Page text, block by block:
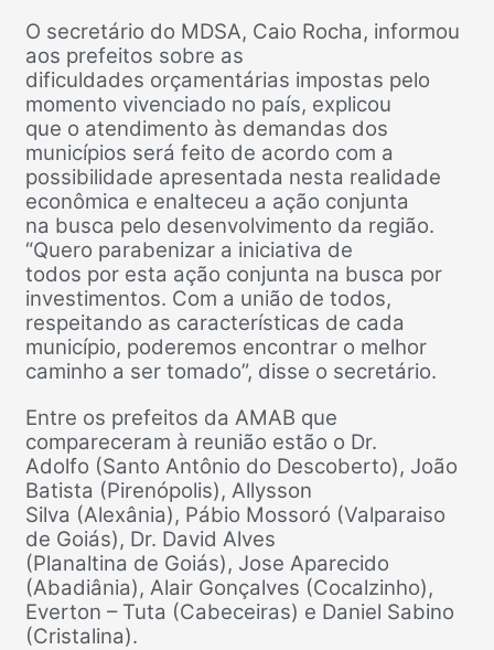
O secretário do MDSA, Caio Rocha, informou
aos prefeitos sobre as
dificuldades orçamentárias impostas pelo
momento vivenciado no país, explicou
que o atendimento às demandas dos
municípios será feito de acordo com a
possibilidade apresentada nesta realidade
econômica e enalteceu a ação conjunta
na busca pelo desenvolvimento da região.
“Quero parabenizar a iniciativa de
todos por esta ação conjunta na busca por
investimentos. Com a união de todos,
respeitando as características de cada
município, poderemos encontrar o melhor
caminho a ser tomado”, disse o secretário.
Entre os prefeitos da AMAB que
compareceram à reunião estão o Dr.
Adolfo (Santo Antônio do Descoberto), João
Batista (Pirenópolis), Allysson
Silva (Alexânia), Pábio Mossoró (Valparaiso
de Goiás), Dr. David Alves
(Planaltina de Goiás), Jose Aparecido
(Abadiânia), Alair Gonçalves (Cocalzinho),
Everton – Tuta (Cabeceiras) e Daniel Sabino
(Cristalina).